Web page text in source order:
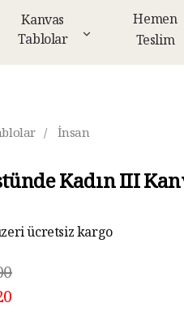
Kanvas
Tablolar
Hemen
Teslim
/ İnsan
Kadın III
ücretsiz kargo